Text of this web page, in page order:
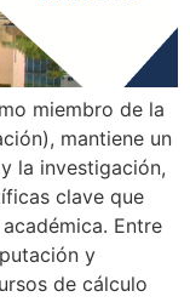
miembro de la
mantiene un
la investigación,
clave que
Entre
y
de cálculo